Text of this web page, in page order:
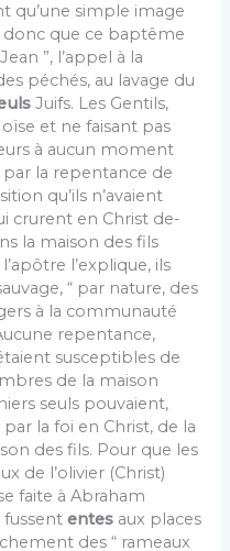
qu’une simple image
donc que ce baptême
”, l’appel à la
pé­chés, au lavage du
Juifs. Les Gentils,
et ne faisant pas
à aucun moment
la repentance de
qu’ils n’avaient
crurent en Christ de­
la maison des fils
l’explique, ils
“ par nature, des
à la communauté
repentance,
susceptibles de
de la maison
seuls pouvaient,
la foi en Christ, de la
des fils. Pour que les
de l’olivier (Christ)
faite à Abraham
fussententes aux places
des “ rameaux